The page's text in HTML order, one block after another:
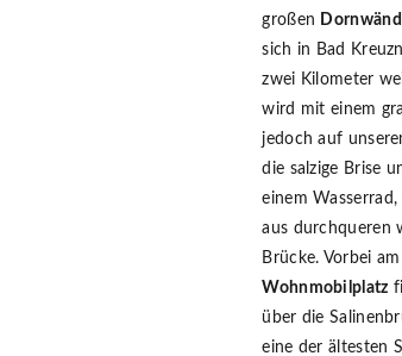
großen
sich in Bad
zwei Kilometer
wird mit einem
jedoch auf
die salzige Brise
einem
aus durchqueren
Brücke. Vorbei am
Wohnmobilplatz
über die
eine der ältesten